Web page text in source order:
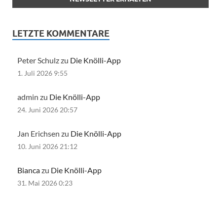
LETZTE KOMMENTARE
Peter Schulz zu Die Knölli-App
1. Juli 2026 9:55
admin zu Die Knölli-App
24. Juni 2026 20:57
Jan Erichsen zu Die Knölli-App
10. Juni 2026 21:12
Biancazu Die Knölli-App
31. Mai 2026 0:23